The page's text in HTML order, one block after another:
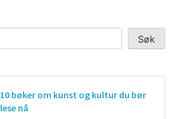
Søk
10 bøker om kunst og kultur du bør
lese nå